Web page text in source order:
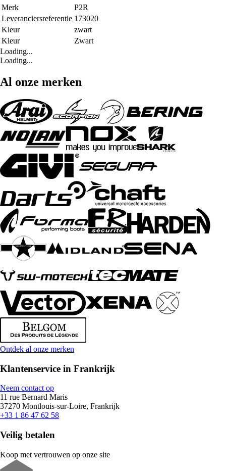
Merk
P2R
Leveranciersreferentie 173020
Kleur
zwart
Kleur
Zwart
Loading...
Loading...
Al onze merken
Ontdek al onze merken
Klantenservice in Frankrijk
Neem contact op
11 rue Bernard Maris
37270 Montlouis-sur-Loire, Frankrijk
+33 1 86 47 62 58
Veilig betalen
Koop met vertrouwen op onze site